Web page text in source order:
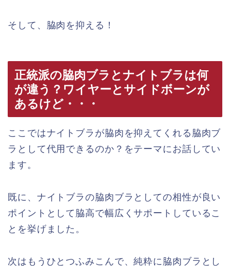
そして、脇肉を抑える！
正統派の脇肉ブラとナイトブラは何
が違う？ワイヤーとサイドボーンが
あるけど・・・
ここではナイトブラが脇肉を抑えてくれる脇肉ブ
ラとして代用できるのか？をテーマにお話してい
ます。
既に、ナイトブラの脇肉ブラとしての相性が良い
ポイントとして脇高で幅広くサポートしているこ
とを挙げました。
次はもうひとつふみこんで、純粋に脇肉ブラとし